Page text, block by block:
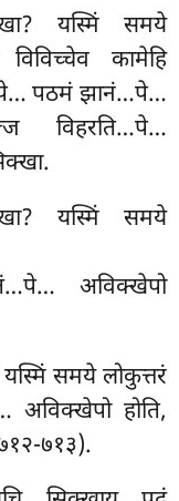
यस्मिं समये
कामेहि
पठमं झानं…पे…
विहरति…पे…
यस्मिं समये
अविक्खेपो
समये लोकुत्तरं
अविक्खेपो होति,
७१३).